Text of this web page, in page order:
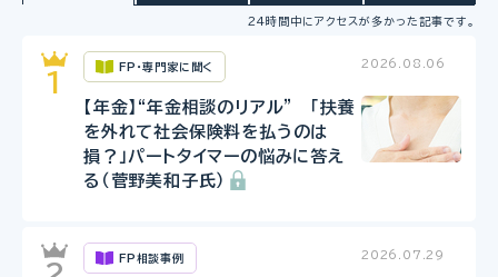
24時間中にアクセスが多かった記事です。
FP・専門家に聞く 2026.08.06
【年金】“年金相談のリアル” 「扶養
を外れて社会保険料を払うのは
損？」パートタイマーの悩みに答え
る（菅野美和子氏）
FP相談事例 2026.07.29